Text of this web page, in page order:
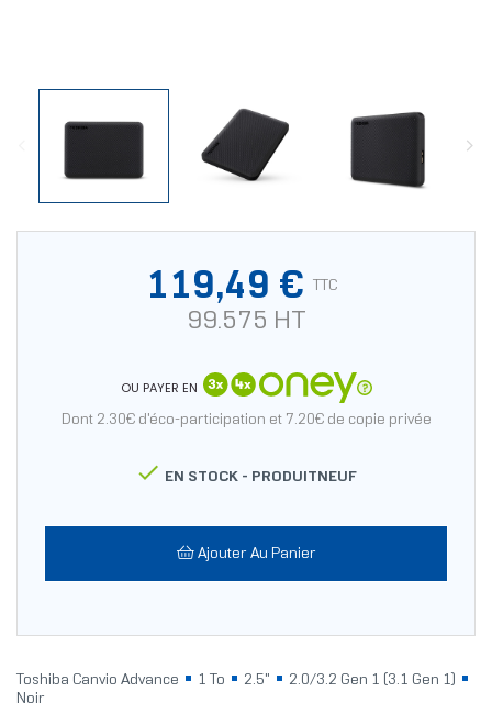
119,49 € TTC
99.575 HT
OU PAYER EN
Dont 2.30€ d'éco-participation et 7.20€ de copie privée
 EN STOCK - PRODUITNEUF
Ajouter Au Panier
Toshiba Canvio Advance 1 To 2.5"
2.0/3.2 Gen 1 (3.1 Gen 1)
Noir